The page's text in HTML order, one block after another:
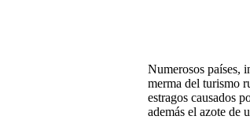
Numerosos países,
merma del turismo
estragos causados
además el azote de